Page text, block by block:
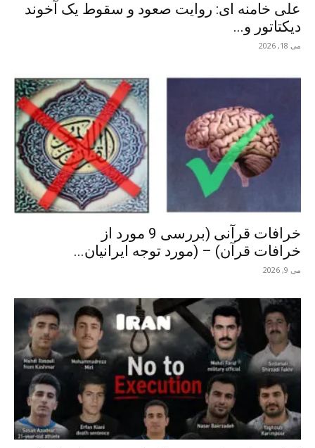
علی خامنه ای: روایت صعود و سقوط یک آخوند
دیکتاتور و...
می 18, 2026
خرافات قرآنی (بررسی 9 مورد از
خرافات قرآن) – (مورد توجه ایرانیان...
می 9, 2026